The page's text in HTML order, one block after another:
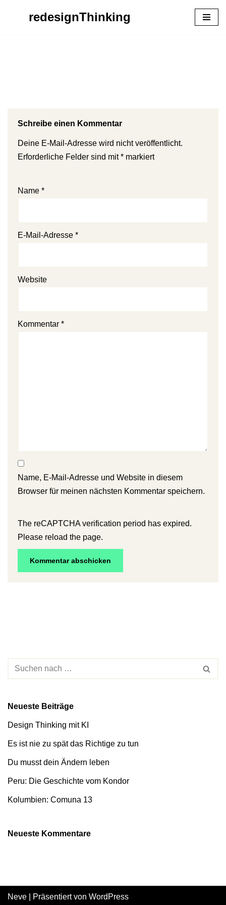
redesignThinking
Schreibe einen Kommentar
Deine E-Mail-Adresse wird nicht veröffentlicht.
Erforderliche Felder sind mit* markiert
Name *
E-Mail-Adresse *
Website
Kommentar *
Name, E-Mail-Adresse und Website in diesem
Browser für meinen nächsten Kommentar speichern.
The reCAPTCHA verification period has expired.
Please reload the page.
Neueste Beiträge
Design Thinking mit KI
Es ist nie zu spät das Richtige zu tun
Du musst dein Ändern leben
Peru: Die Geschichte vom Kondor
Kolumbien: Comuna 13
Neueste Kommentare
Neve | Präsentiert von WordPress